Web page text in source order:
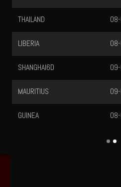
THAILAND
LIBERIA
SHANGHAI6D
MAURITIUS
GUINEA